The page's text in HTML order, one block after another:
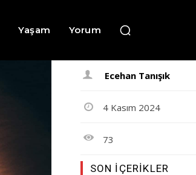
Yaşam Yorum
Ecehan Tanışık
4 Kasım 2024
73
SON İÇERIKLER